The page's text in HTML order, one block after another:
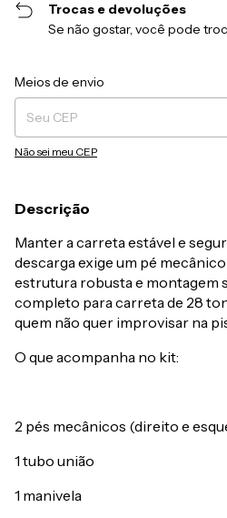
Trocas e devoluções
Se não gostar, você pode
Entregas para o CEP:
Meios de envio
Não sei meu CEP
Descrição
Manter a carreta estável e
descarga exige um pé
estrutura robusta e montagem
completo para carreta de 28
quem não quer improvisar na
O que acompanha no kit:
2 pés mecânicos (direito e
1 tubo união
1 manivela